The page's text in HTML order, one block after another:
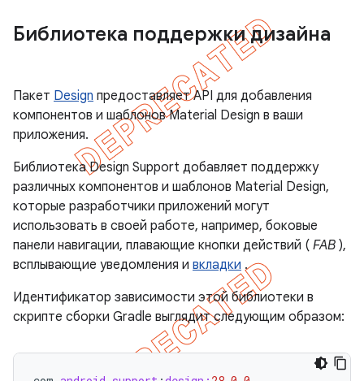
Библиотека поддержки дизайна
Пакет Design предоставляет API для добавления
компонентов и шаблонов Material Design в ваши
приложения.
Библиотека Design Support добавляет поддержку
различных компонентов и шаблонов Material Design,
которые разработчики приложений могут
использовать в своей работе, например, боковые
панели навигации, плавающие кнопки действий ( FAB ),
всплывающие уведомления и вкладки .
Идентификатор зависимости этой библиотеки в
скрипте сборки Gradle выглядит следующим образом: